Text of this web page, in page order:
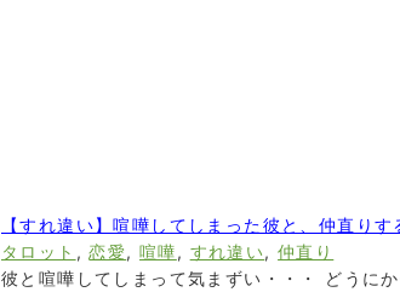
【すれ違い】喧嘩してしまった彼と、仲直りす
タロット ,恋愛,喧嘩, すれ違い,仲直り
彼と喧嘩してしまって気まずい・・・ どうに